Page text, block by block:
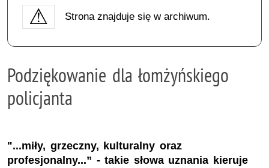
Strona znajduje się w archiwum.
Podziękowanie dla łomżyńskiego
policjanta
"...miły, grzeczny, kulturalny oraz
profesjonalny...” - takie słowa uznania kieruje